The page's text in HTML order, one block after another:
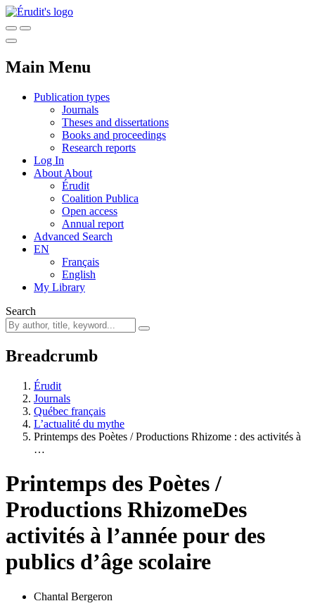
Main Menu
Publication types
Journals
Theses and dissertations
Books and proceedings
Research reports
Log In
About About
Érudit
Coalition Publica
Open access
Annual report
Advanced Search
EN
Français
English
My Library
Search
Breadcrumb
Érudit
Journals
Québec français
L’actualité du mythe
Printemps des Poètes / Productions Rhizome : des activités à
…
Printemps des Poètes /
Productions RhizomeDes
activités à l’année pour des
publics d’âge scolaire
Chantal Bergeron